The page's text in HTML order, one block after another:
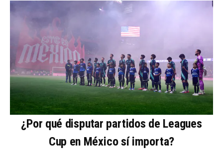
¿Por qué disputar partidos de Leagues
Cup en México sí importa?